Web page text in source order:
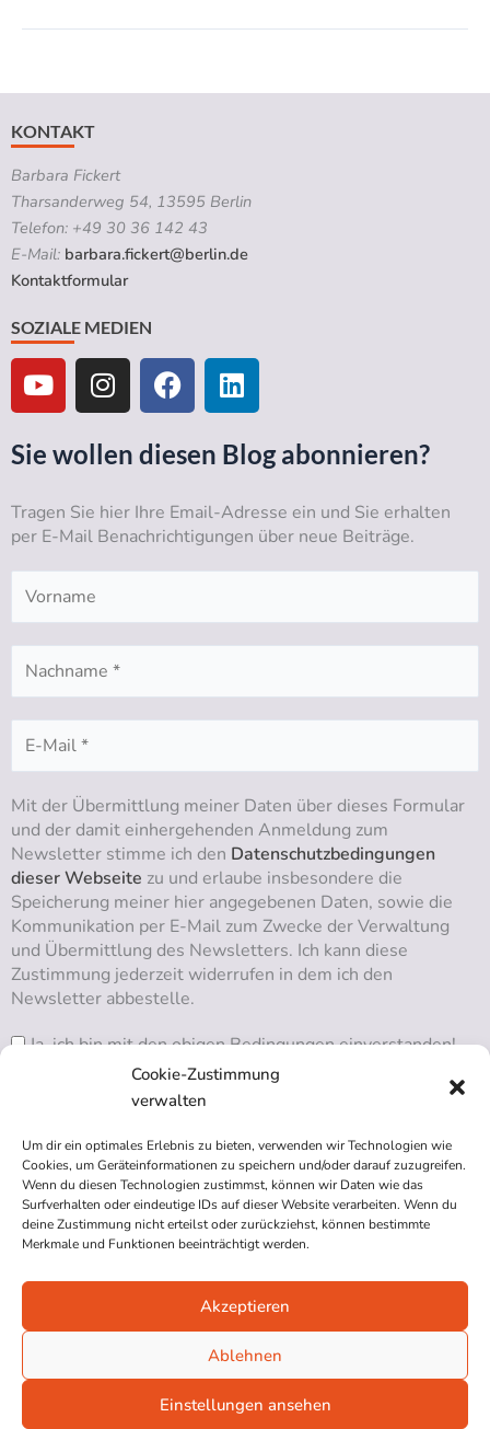
Cookie-Zustimmung
verwalten
Um dir ein optimales Erlebnis zu bieten, verwenden wir Technologien wie
Cookies, um Geräteinformationen zu speichern und/oder darauf zuzugreifen.
Wenn du diesen Technologien zustimmst, können wir Daten wie das
Surfverhalten oder eindeutige IDs auf dieser Website verarbeiten. Wenn du
deine Zustimmung nicht erteilst oder zurückziehst, können bestimmte
Merkmale und Funktionen beeinträchtigt werden.
Akzeptieren
Ablehnen
Einstellungen ansehen
KONTAKT
Barbara Fickert
Tharsanderweg 54, 13595 Berlin
Telefon: +49 30 36 142 43
E-Mail: barbara.fickert@berlin.de
Kontaktformular
SOZIALE MEDIEN
Y
o
u
t
u
e
I
n
s
t
a
r
a
m
F
a
c
e
b
o
o
k
L
i
n
k
e
d
i
n
Sie wollen diesen Blog abonnieren?
Tragen Sie hier Ihre Email-Adresse ein und Sie erhalten
per E-Mail Benachrichtigungen über neue Beiträge.
Mit der Übermittlung meiner Daten über dieses Formular
und der damit einhergehenden Anmeldung zum
Newsletter stimme ich den Datenschutzbedingungen
dieser Webseite zu und erlaube insbesondere die
Speicherung meiner hier angegebenen Daten, sowie die
Kommunikation per E-Mail zum Zwecke der Verwaltung
und Übermittlung des Newsletters. Ich kann diese
Zustimmung jederzeit widerrufen in dem ich den
Newsletter abbestelle.
Ja, ich bin mit den obigen Bedingungen einverstanden!
RSS ABONNIEREN
Cookie-Richtlinie (EU)